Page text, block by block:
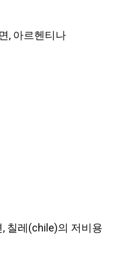
, 아르헨티나
칠레(chile)의 저비용